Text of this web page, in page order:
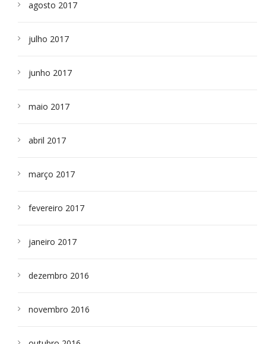
agosto 2017
julho 2017
junho 2017
maio 2017
abril 2017
março 2017
fevereiro 2017
janeiro 2017
dezembro 2016
novembro 2016